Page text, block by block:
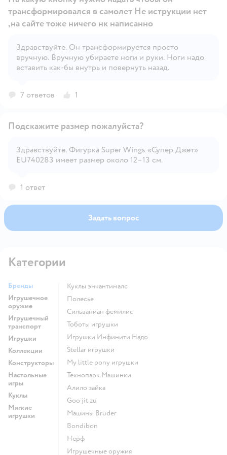
Открыть вопрос
трансформировался в самолет Не иструкции нет
,на сайте тоже ничего нк написанно
Здравствуйте. Он трансформируется просто
вручную. Вручную убираете ноги и руки. Ноги надо
вставить как-бы внутрь и повернуть назад.
7 ответов 1
Открыть вопрос
Подскажите размер пожалуйста?
Здравствуйте. Фигурка Super Wings «Супер Джет»
EU740283 имеет размер около 12–13 см.
1 ответ
Задать вопрос
Категории
Бренды
Игрушечное
оружие
Игрушечный
транспорт
Игрушки
Коллекции
Конструкторы
Настольные
игры
Куклы
Мягкие
игрушки
Куклы энчантималс
Полесье
Сильваниан фемилис
Тоботы игрушки
Игрушки Инфинити Надо
Stellar игрушки
my little pony игрушки
Технопарк Машинки
Алило зайка
Goo jit zu
Машины Bruder
Bondibon
Нерф
Игрушечные оружия